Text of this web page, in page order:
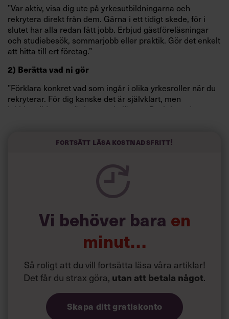
”Var aktiv, visa dig ute på yrkesutbildningarna och
rekrytera direkt från dem. Gärna i ett tidigt skede, för i
slutet har alla redan fått jobb. Erbjud gästföreläsningar
och studiebesök, sommarjobb eller praktik. Gör det enkelt
att hitta till ert företag.”
2) Berätta vad ni gör
”Förklara konkret vad som ingår i olika yrkesroller när du
rekryterar. För dig kanske det är självklart, men
jobbkandidaterna är inga tankeläsare. Beskriv vad
gästföreläser. Det har vi sett fungerar bra, men är något vi
Läs också:
Utmaningarna för
du göra som chef
Fortsätt läsa kostnadsfritt!
Vi behöver bara en
minut…
Så roligt att du vill fortsätta läsa våra artiklar!
Det får du strax göra, utan att betala något.
Skapa ditt gratiskonto